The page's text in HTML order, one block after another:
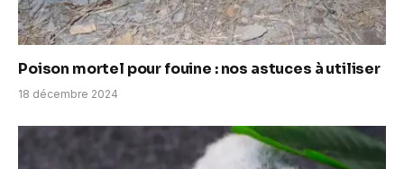
Poison mortel pour fouine : nos astuces à utiliser
18 décembre 2024